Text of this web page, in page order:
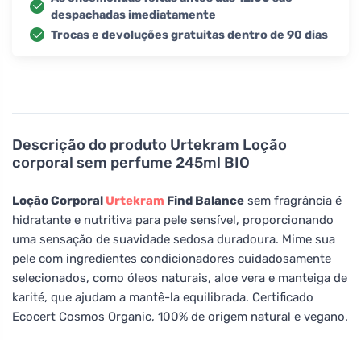
Descrição do produto Urtekram Loção
corporal sem perfume 245ml BIO
Loção Corporal Urtekram Find Balance sem fragrância é
hidratante e nutritiva para pele sensível, proporcionando
uma sensação de suavidade sedosa duradoura. Mime sua
pele com ingredientes condicionadores cuidadosamente
selecionados, como óleos naturais, aloe vera e manteiga de
karité, que ajudam a mantê-la equilibrada. Certificado
Ecocert Cosmos Organic, 100% de origem natural e vegano.
despachadas imediatamente
Trocas e devoluções gratuitas dentro de 90 dias